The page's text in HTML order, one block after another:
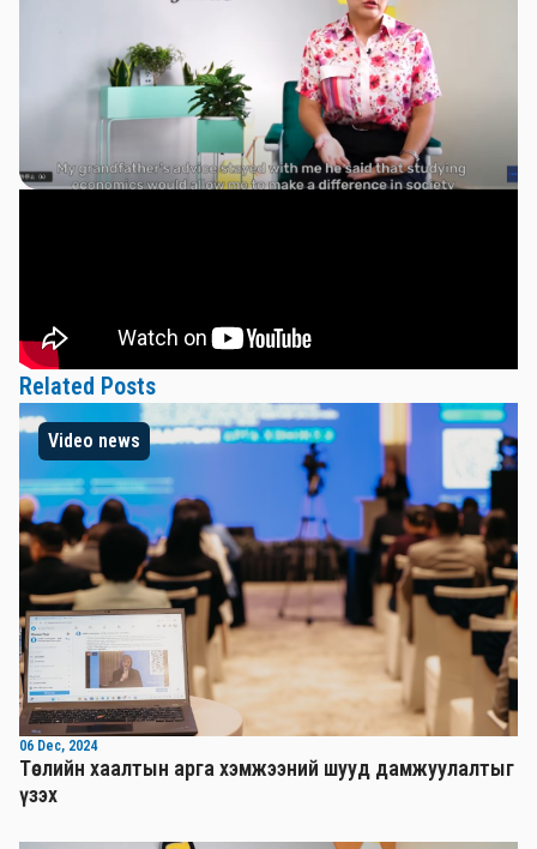
Related Posts
Video news
06 Dec, 2024
Төслийн хаалтын арга хэмжээний шууд дамжуулалтыг
үзэх